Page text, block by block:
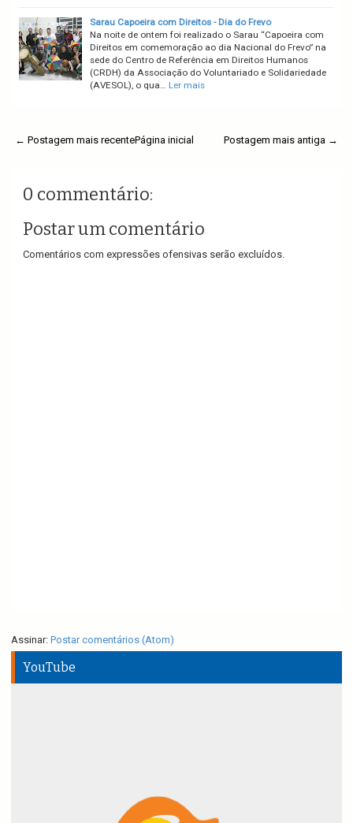
Sarau Capoeira com Direitos - Dia do Frevo
Na noite de ontem foi realizado o Sarau “Capoeira com
Direitos em comemoração ao dia Nacional do Frevo” na
sede do Centro de Referência em Direitos Humanos
(CRDH) da Associação do Voluntariado e Solidariedade
(AVESOL), o qua… Ler mais
← Postagem mais recente Postagem mais antiga →
Página inicial
0 commentário:
Postar um comentário
Comentários com expressões ofensivas serão excluídos.
Assinar: Postar comentários (Atom)
YouTube